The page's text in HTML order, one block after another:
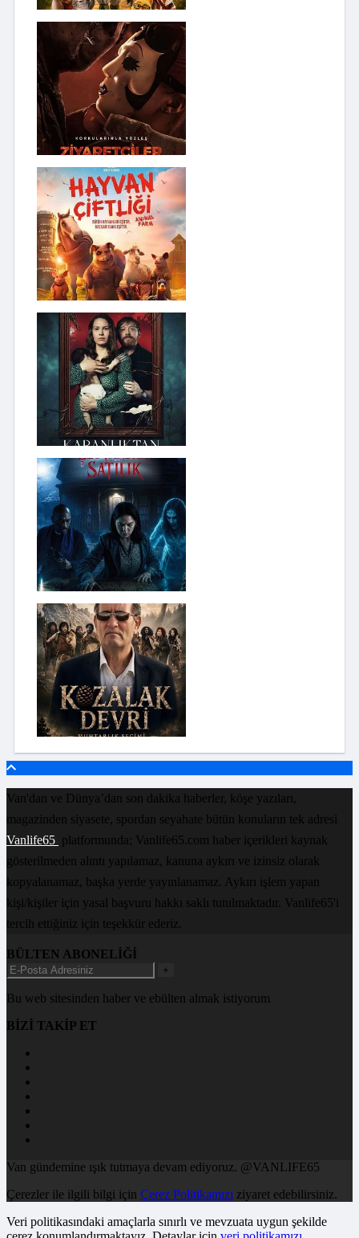
Van'dan ve Dünya’dan son dakika haberler, köşe yazıları,
magazinden siyasete, spordan seyahate bütün konuların tek adresi
Vanlife65 platformunda; Vanlife65.com haber içerikleri kaynak
gösterilmeden alıntı yapılamaz, kanuna aykırı ve izinsiz olarak
kopyalanamaz, başka yerde yayınlanamaz. Aykırı işlem yapan
kişi/kişiler için yasal başvuru hakkı saklı tutulmaktadır. Vanlife65'i
tercih ettiğiniz için teşekkür ederiz.
BÜLTEN ABONELİĞİ
+
Bu web sitesinden haber ve ebülten almak istiyorum
BİZİ TAKİP ET
Van gündemine ışık tutmaya devam ediyoruz. @VANLIFE65
Çerezler ile ilgili bilgi için Çerez Politikamızı ziyaret edebilirsiniz.
Veri politikasındaki amaçlarla sınırlı ve mevzuata uygun şekilde